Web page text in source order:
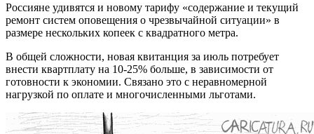
Россияне удивятся и новому тарифу «содержание и текущий
ремонт систем оповещения о чрезвычайной ситуации» в
размере нескольких копеек с квадратного метра.
В общей сложности, новая квитанция за июль потребует
внести квартплату на 10-25% больше, в зависимости от
готовности к экономии. Связано это с неравномерной
нагрузкой по оплате и многочисленными льготами.